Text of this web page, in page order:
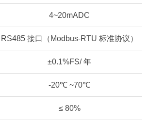
4~20mADC
RS485 接口（Modbus-RTU 标准协议）
±0.1%FS/ 年
-20℃ ~70℃
≤ 80%